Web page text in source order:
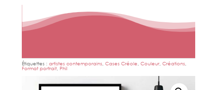
Étiquettes : artistes contemporains, Cases Créole, Couleur, Créations,
Format portrait, Phil